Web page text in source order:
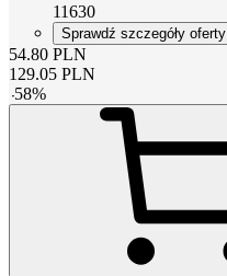
11630
Sprawdź szczegóły oferty
54.80 PLN
129.05 PLN
-58%